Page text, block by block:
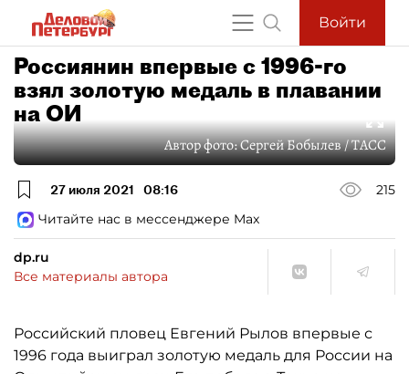
Войти
Россиянин впервые с 1996-го
взял золотую медаль в плавании
на ОИ
Автор фото:Сергей Бобылев / ТАСС
27 июля 2021 08:16
215
Читайте нас в мессенджере Max
dp.ru
Все материалы автора
Российский пловец Евгений Рылов впервые с
1996 года выиграл золотую медаль для России на